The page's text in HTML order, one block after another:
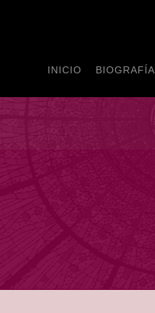
INICIO BIOGRAFÍA